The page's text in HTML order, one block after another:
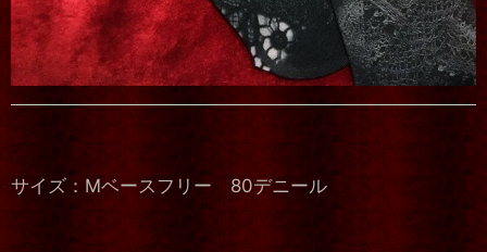
サイズ：Mベースフリー 80デニール